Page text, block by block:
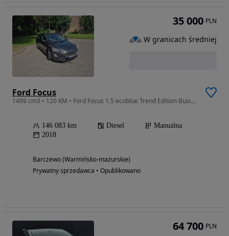
Ford Focus
1499 cm3 • 120 KM • Ford Focus 1.5 ecoblue Trend Edition Business
146 083 km Diesel
Manualna
2018
Barczewo (Warmińsko-mazurskie)
Prywatny sprzedawca • Opublikowano
35 000 PLN
W granicach średniej
64 700 PLN